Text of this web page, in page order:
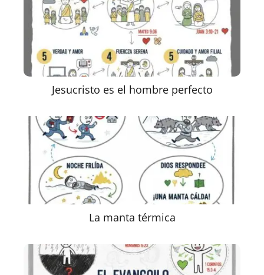
Jesucristo es el hombre perfecto
La manta térmica